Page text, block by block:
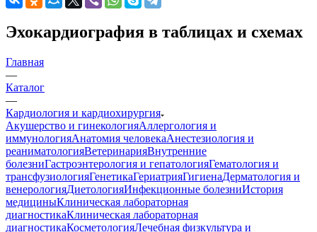
Эхокардиография в таблицах и схемах
Главная
—
Каталог
—
Кардиология и кардиохирургия
Акушерство и гинекологияАллергология и
иммунологияАнатомия человекаАнестезиология и
реаниматологияВетеринарияВнутренние
болезниГастроэнтерология и гепатологияГематология и
трансфузиологияГенетикаГериатрияГигиенаДерматология и
венерологияДиетологияИнфекционные болезниИстория
медициныКлиническая лабораторная
диагностикаКлиническая лабораторная
диагностикаКосметологияЛечебная физкультура и